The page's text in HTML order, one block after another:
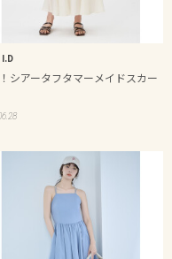
I.D
シアータフタマーメイドスカー